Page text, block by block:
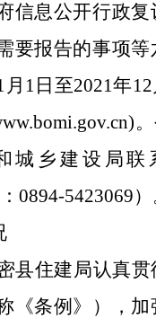
信息公开行政
要报告的事项
月 1 日至2021年12
。
城乡建设局
0894-5423069）
县住建局认真
《条例》），